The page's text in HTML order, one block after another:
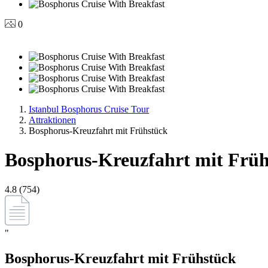
0
Istanbul Bosphorus Cruise Tour
Attraktionen
Bosphorus-Kreuzfahrt mit Frühstück
Bosphorus-Kreuzfahrt mit
4.8 (754)
"
Bosphorus-Kreuzfahrt mit Frühstück